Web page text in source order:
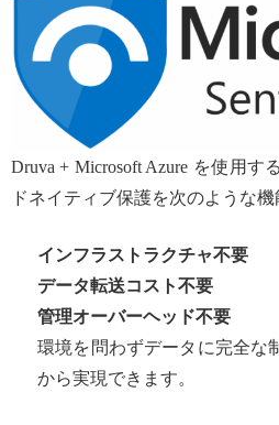
Druva + Microsoft Azure を使用
ドネイティブ保護を次のような
インフラストラクチャ不要
データ転送コスト不要
管理オーバーヘッド不要
環境を問わずデータに完全な
から実現できます。